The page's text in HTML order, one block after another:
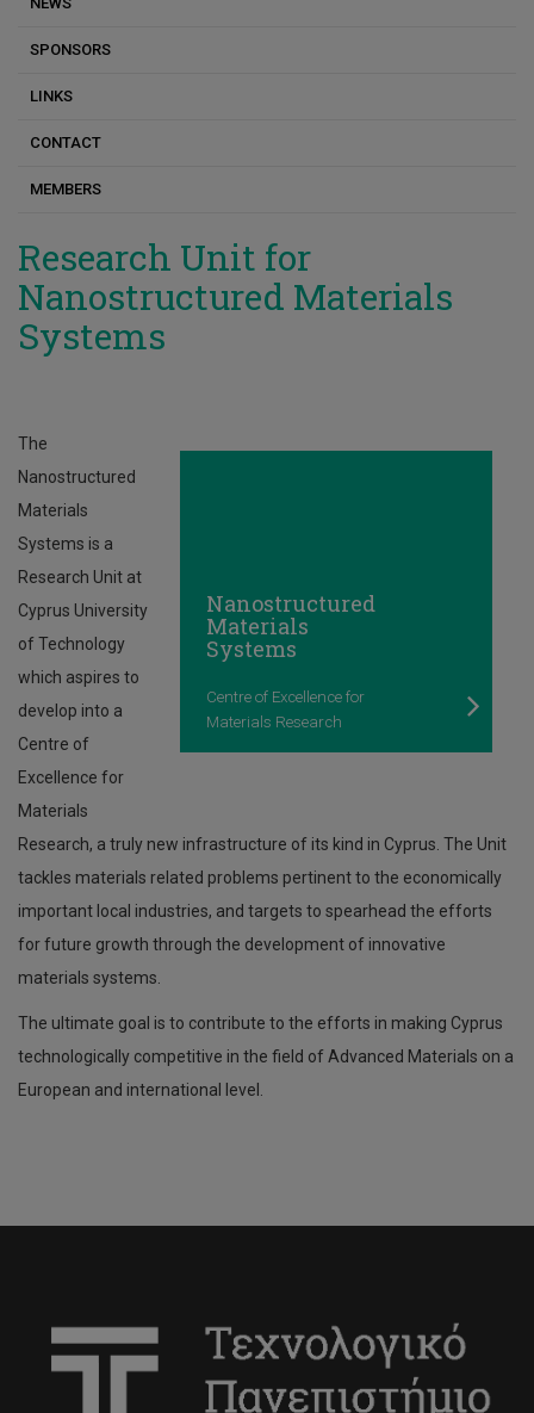
SPONSORS
LINKS
CONTACT
MEMBERS
Research Unit for
Nanostructured Materials
Systems
Nanostructured
Materials
Systems
Centre of Excellence for
Materials Research
The
Nanostructured
Materials
Systems is a
Research Unit at
Cyprus University
of Technology
which aspires to
develop into a
Centre of
Excellence for
Materials
Research, a truly new infrastructure of its kind in Cyprus. The Unit
tackles materials related problems pertinent to the economically
important local industries, and targets to spearhead the efforts
for future growth through the development of innovative
materials systems.
The ultimate goal is to contribute to the efforts in making Cyprus
technologically competitive in the field of Advanced Materials on a
European and international level.